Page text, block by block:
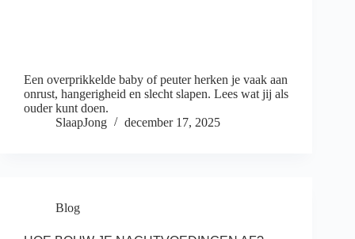
Een overprikkelde baby of peuter herken je vaak aan
onrust, hangerigheid en slecht slapen. Lees wat jij als
ouder kunt doen.
SlaapJong
december 17, 2025
Blog